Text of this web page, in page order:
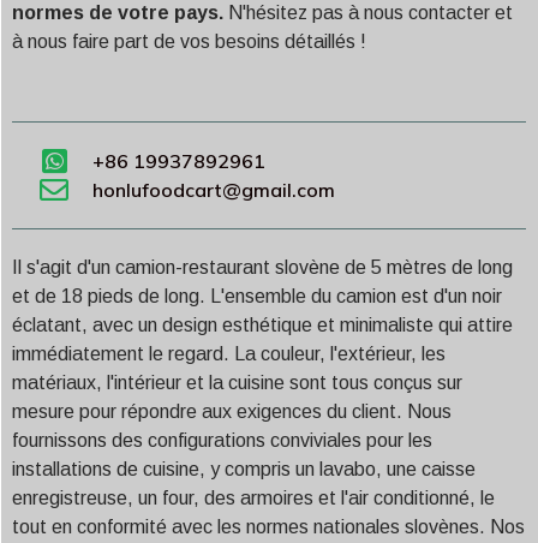
normes de votre pays. N'hésitez pas à nous contacter et
à nous faire part de vos besoins détaillés !
+86 19937892961
honlufoodcart@gmail.com
Il s'agit d'un camion-restaurant slovène de 5 mètres de long
et de 18 pieds de long. L'ensemble du camion est d'un noir
éclatant, avec un design esthétique et minimaliste qui attire
immédiatement le regard. La couleur, l'extérieur, les
matériaux, l'intérieur et la cuisine sont tous conçus sur
mesure pour répondre aux exigences du client. Nous
fournissons des configurations conviviales pour les
installations de cuisine, y compris un lavabo, une caisse
enregistreuse, un four, des armoires et l'air conditionné, le
tout en conformité avec les normes nationales slovènes. Nos